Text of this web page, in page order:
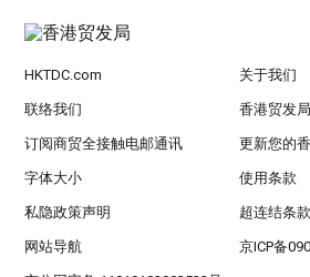
HKTDC.com 关于我们
联络我们 香港贸发
订阅商贸全接触电邮通讯 更新您的
字体大小 使用条款
私隐政策声明 超连结条
网站导航 京ICP备